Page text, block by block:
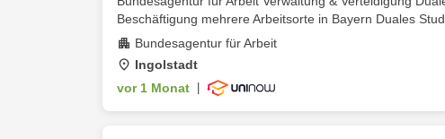
Beschäftigung mehrere Arbeitsorte in Bayern Duales
Bundesagentur für Arbeit
Ingolstadt
vor 1 Monat